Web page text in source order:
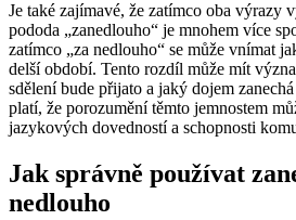
Je také zajímavé, že zatímco oba výrazy
pododa „zanedlouho“ je mnohem více
zatímco „za nedlouho“ se může vnímat
delší období. Tento rozdíl může mít
sdělení bude přijato a jaký dojem
platí, že porozumění těmto jemnostem
jazykových dovedností a schopnosti
Jak správně používat
nedlouho